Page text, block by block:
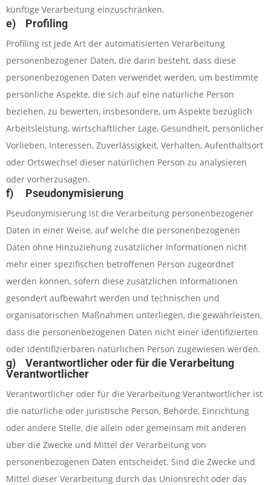
künftige Verarbeitung einzuschränken.
e) Profiling
Profiling ist jede Art der automatisierten Verarbeitung
personenbezogener Daten, die darin besteht, dass diese
personenbezogenen Daten verwendet werden, um bestimmte
persönliche Aspekte, die sich auf eine natürliche Person
beziehen, zu bewerten, insbesondere, um Aspekte bezüglich
Arbeitsleistung, wirtschaftlicher Lage, Gesundheit, persönlicher
Vorlieben, Interessen, Zuverlässigkeit, Verhalten, Aufenthaltsort
oder Ortswechsel dieser natürlichen Person zu analysieren
oder vorherzusagen.
f) Pseudonymisierung
Pseudonymisierung ist die Verarbeitung personenbezogener
Daten in einer Weise, auf welche die personenbezogenen
Daten ohne Hinzuziehung zusätzlicher Informationen nicht
mehr einer spezifischen betroffenen Person zugeordnet
werden können, sofern diese zusätzlichen Informationen
gesondert aufbewahrt werden und technischen und
organisatorischen Maßnahmen unterliegen, die gewährleisten,
dass die personenbezogenen Daten nicht einer identifizierten
oder identifizierbaren natürlichen Person zugewiesen werden.
g) Verantwortlicher oder für die Verarbeitung
Verantwortlicher
Verantwortlicher oder für die Verarbeitung Verantwortlicher ist
die natürliche oder juristische Person, Behörde, Einrichtung
oder andere Stelle, die allein oder gemeinsam mit anderen
über die Zwecke und Mittel der Verarbeitung von
personenbezogenen Daten entscheidet. Sind die Zwecke und
Mittel dieser Verarbeitung durch das Unionsrecht oder das